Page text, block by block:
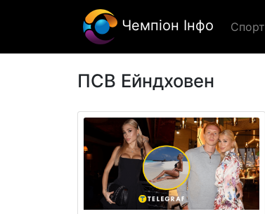
Чемпіон Інфо Спорт
ПСВ Ейндховен